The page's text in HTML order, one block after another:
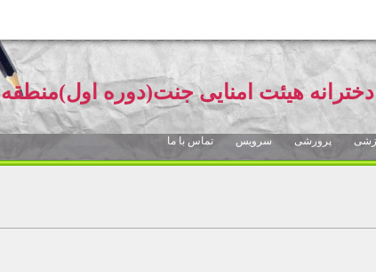
هیئت امنایی جنت(دوره اول)منطقه8
پرورشی سرویس تماس با ما